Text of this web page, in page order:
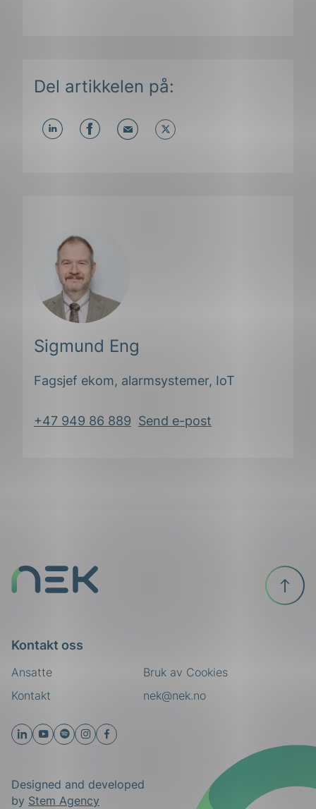
Del artikkelen på:
Sigmund Eng
Fagsjef ekom, alarmsystemer, IoT
+47 949 86 889 Send e-post
Kontakt oss
Ansatte
nek@nek.no
Kontakt
Bruk av Cookies
Designed and developed
by Stem Agency
Til
toppen